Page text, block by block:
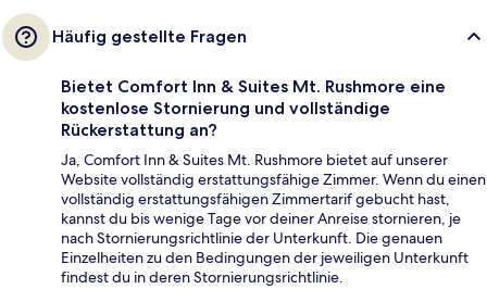
Häufig gestellte Fragen
Bietet Comfort Inn & Suites Mt. Rushmore eine
kostenlose Stornierung und vollständige
Rückerstattung an?
Ja, Comfort Inn & Suites Mt. Rushmore bietet auf unserer
Website vollständig erstattungsfähige Zimmer. Wenn du einen
vollständig erstattungsfähigen Zimmertarif gebucht hast,
kannst du bis wenige Tage vor deiner Anreise stornieren, je
nach Stornierungsrichtlinie der Unterkunft. Die genauen
Einzelheiten zu den Bedingungen der jeweiligen Unterkunft
findest du in deren Stornierungsrichtlinie.